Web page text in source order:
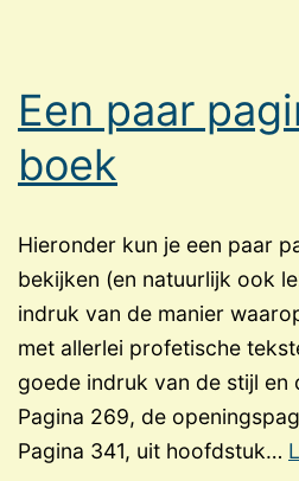
Een paar
boek
Hieronder kun je een paar
bekijken (en natuurlijk ook
indruk van de manier
met allerlei profetische
goede indruk van de stijl en
Pagina 269, de
Pagina 341, uit hoofdstuk…